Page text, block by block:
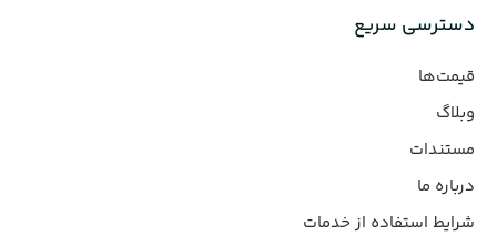
دسترسی سریع
قیمت‌ها
وبلاگ
مستندات
درباره ما
شرایط استفاده از خدمات